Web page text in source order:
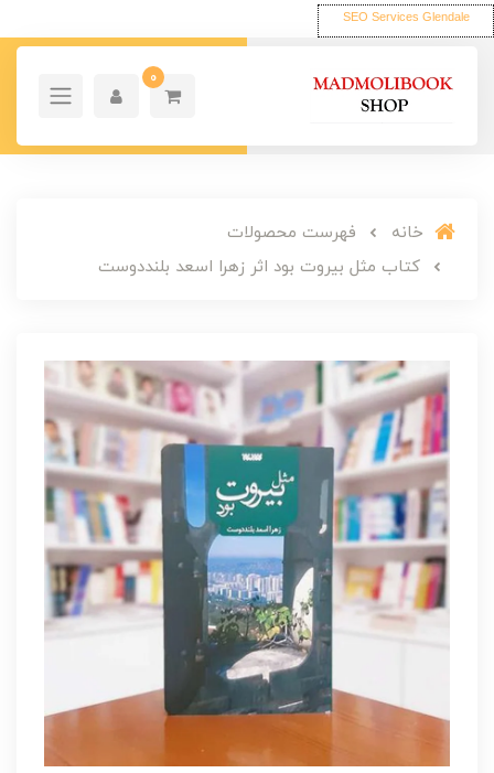
SEO Services Glendale
0
خانه
فهرست محصولات
کتاب مثل بیروت بود اثر زهرا اسعد بلنددوست